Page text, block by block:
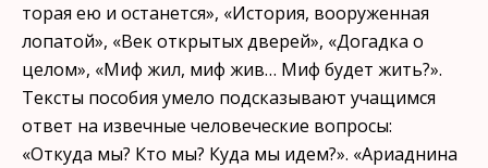
торая ею и останется», «История, вооруженная
лопатой», «Век от­крытых дверей», «Догадка о
целом», «Миф жил, миф жив… Миф будет жить?».
Тексты пособия умело подсказывают учащимся
от­вет на извечные человеческие вопросы:
«Откуда мы? Кто мы? Ку­да мы идем?». «Ариаднина